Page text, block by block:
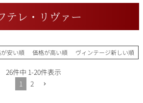
詳細検索する
勝田商店について
テレ・リヴァー
安い順 価格が高い順 ヴィンテージ新しい順
26件中 1-20件表示
1
2